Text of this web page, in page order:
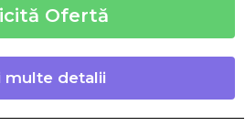
Ofertă
multe detalii